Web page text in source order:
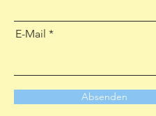
E-Mail
Absenden